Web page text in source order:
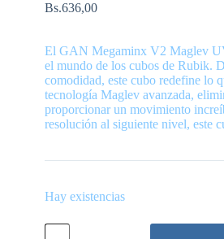
Bs.636,00
El GAN Megaminx V2 Maglev
el mundo de los cubos de Rubik.
comodidad, este cubo redefine lo
tecnología Maglev avanzada,
proporcionar un movimiento
resolución al siguiente nivel, este
Hay existencias
GAN